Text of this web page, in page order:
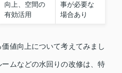
向上、空間の
有効活用
事が必要な
場合あり
値向上について考えてみまし
ームなどの水回りの改修は、特